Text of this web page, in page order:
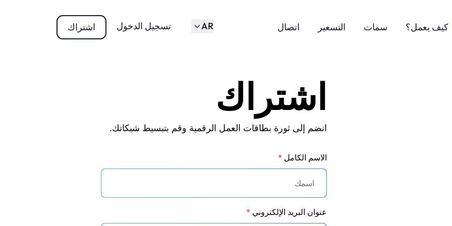
كيف يعمل؟ سمات التسعير اتصال AR تسجيل الدخول اشتراك
اشتراك
انضم إلى ثورة بطاقات العمل الرقمية وقم بتبسيط شبكاتك.
الاسم الكامل *
عنوان البريد الإلكتروني *